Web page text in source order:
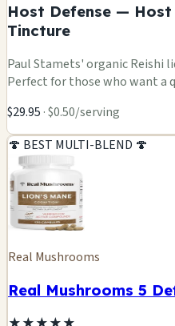
Host Defense — Host
Tincture
Paul Stamets' organic Reishi
Perfect for those who want a
$29.95 · $0.50/serving
🍄 BEST MULTI-BLEND 🍄
Real Mushrooms
Real Mushrooms 5